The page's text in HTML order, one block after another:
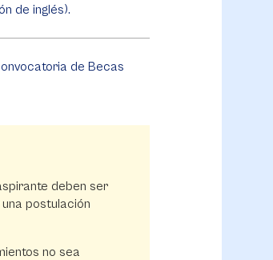
de inglés).
de Becas
deben ser
postulación
no sea